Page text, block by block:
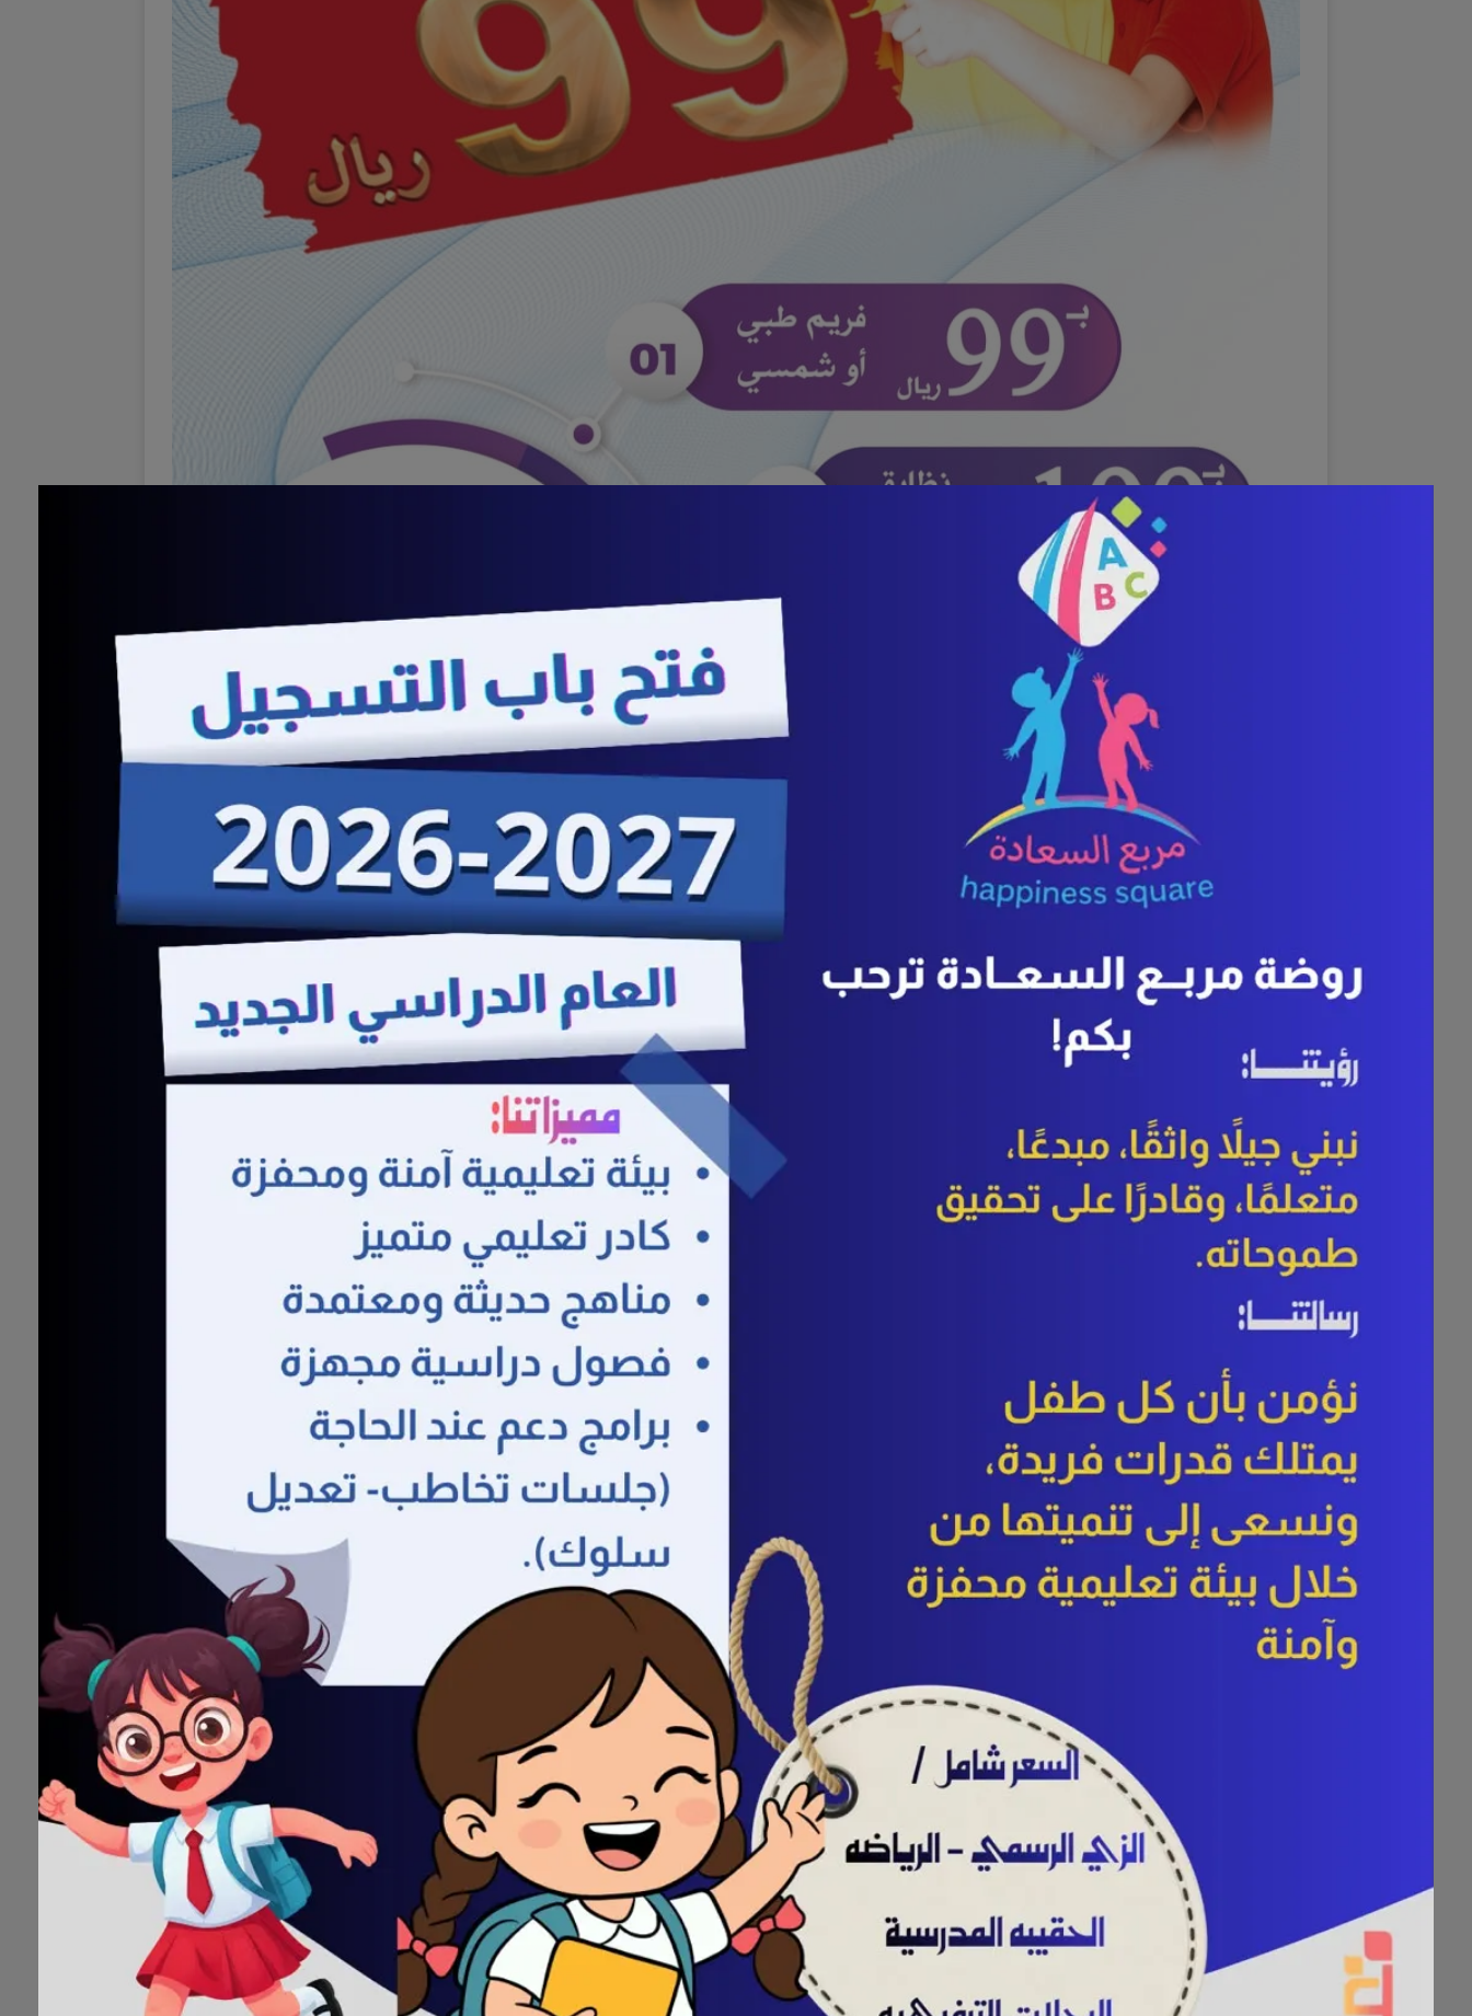
عروض شهر رمضان
مهرجان
🔥ولعناها..خذها99ريال فقط🔥
🔹ثقة🔸ضمان🔺سعر
🔸يعني اسم واحد Z.V.C
✅ فريم طبي أو شمسي بـ99 ريال
✅ نظارة شمسية بـ
249ريال
299ريال
📌 الماركات العالميةنصف السعر
(ضمان الوكيل)
🔶 أسعار خاصة على العدسات اللاصقة